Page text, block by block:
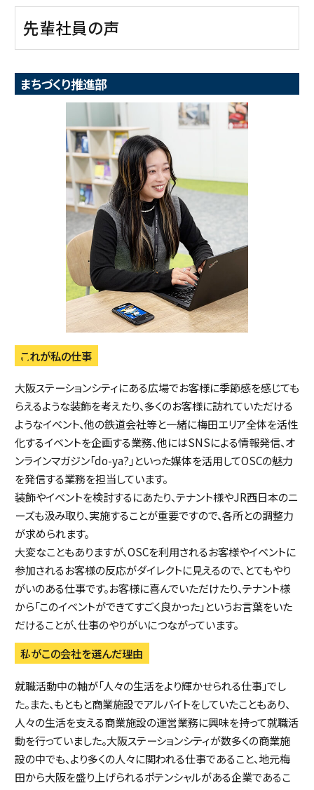
先輩社員の声
まちづくり推進部
これが私の仕事
大阪ステーションシティにある広場でお客様に季節感を感じても
らえるような装飾を考えたり、多くのお客様に訪れていただける
ようなイベント、他の鉄道会社等と一緒に梅田エリア全体を活性
化するイベントを企画する業務、他にはSNSによる情報発信、オ
ンラインマガジン「do-ya?」といった媒体を活用してOSCの魅力
を発信する業務を担当しています。
装飾やイベントを検討するにあたり、テナント様やJR西日本のニ
ーズも汲み取り、実施することが重要ですので、各所との調整力
が求められます。
大変なこともありますが、OSCを利用されるお客様やイベントに
参加されるお客様の反応がダイレクトに見えるので、とてもやり
がいのある仕事です。お客様に喜んでいただけたり、テナント様
から「このイベントができてすごく良かった」というお言葉をいた
だけることが、仕事のやりがいにつながっています。
私がこの会社を選んだ理由
就職活動中の軸が「人々の生活をより輝かせられる仕事」でし
た。また、もともと商業施設でアルバイトをしていたこともあり、
人々の生活を支える商業施設の運営業務に興味を持って就職活
動を行っていました。大阪ステーションシティが数多くの商業施
設の中でも、より多くの人々に関われる仕事であること、地元梅
田から大阪を盛り上げられるポテンシャルがある企業であるこ